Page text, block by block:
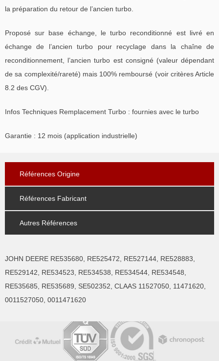
la préparation du retour de l’ancien turbo.
Proposé sur base échange, le turbo reconditionné est livré en
échange de l’ancien turbo pour recyclage dans la chaîne de
reconditionnement, l’ancien turbo est consigné (valeur dépendant
de sa complexité/rareté) mais 100% remboursé (voir critères Article
8.2 des CGV).
Infos Techniques Remplacement Turbo : fournies avec le turbo
Garantie : 12 mois (application industrielle)
Références Origine
Références Fabricant
Autres Références
JOHN DEERE RE535680, RE525472, RE527144, RE528883,
RE529142, RE534523, RE534538, RE534544, RE534548,
RE535685, RE535689, SE502352, CLAAS 11527050, 11471620,
0011527050, 0011471620